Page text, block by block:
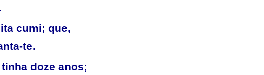
cumi; que,
te.
doze anos;